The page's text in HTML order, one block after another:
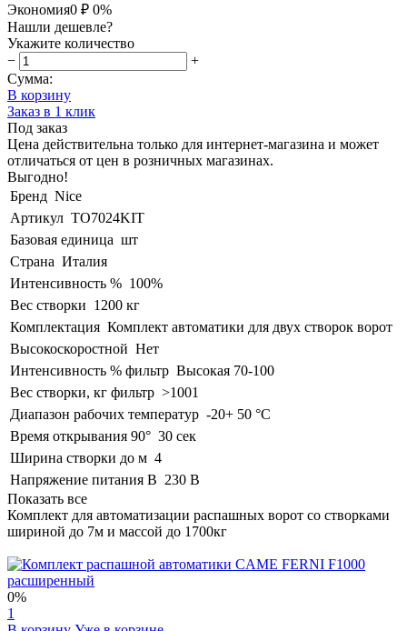
Экономия0 ₽ 0%
Нашли дешевле?
Укажите количество
−
+
Сумма:
В корзину
Заказ в 1 клик
Под заказ
Цена действительна только для интернет-магазина и может
отличаться от цен в розничных магазинах.
Выгодно!
Бренд Nice
Артикул TO7024KIT
Базовая единица шт
Страна Италия
Интенсивность % 100%
Вес створки 1200 кг
Комплектация Комплект автоматики для двух створок ворот
Высокоскоростной Нет
Интенсивность % фильтр Высокая 70-100
Вес створки, кг фильтр >1001
Диапазон рабочих температур -20+ 50 °C
Время открывания 90° 30 сек
Ширина створки до м 4
Напряжение питания В 230 В
Показать все
Комплект для автоматизации распашных ворот со створками
шириной до 7м и массой до 1700кг
0%
1